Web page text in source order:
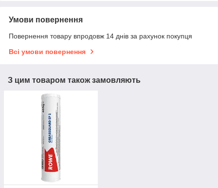
Умови повернення
Повернення товару впродовж 14 днів за рахунок покупця
Всі умови повернення
З цим товаром також замовляють